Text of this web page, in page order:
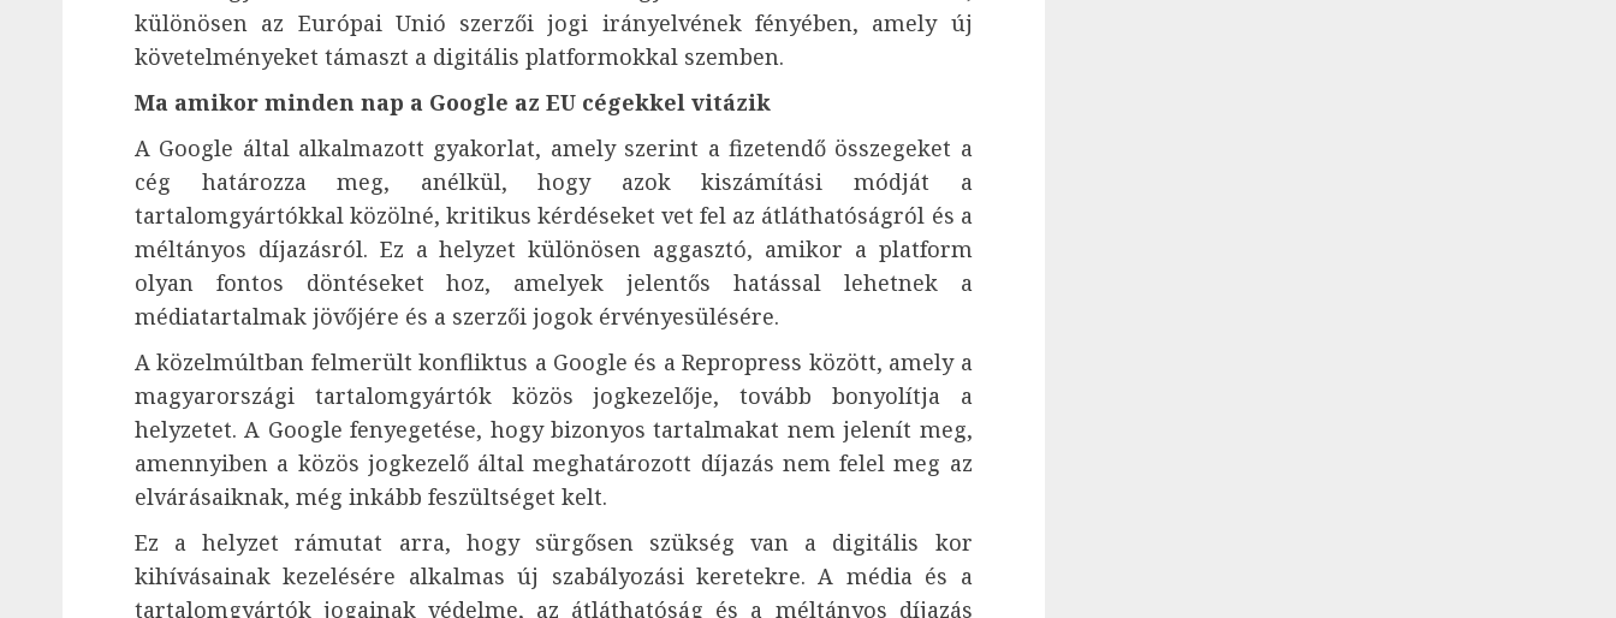
különösen az Európai Unió szerzői jogi irányelvének fényében, amely új
követelményeket támaszt a digitális platformokkal szemben.
Ma amikor minden nap a Google az EU cégekkel vitázik
A Google által alkalmazott gyakorlat, amely szerint a fizetendő összegeket a
cég határozza meg, anélkül, hogy azok kiszámítási módját a
tartalomgyártókkal közölné, kritikus kérdéseket vet fel az átláthatóságról és a
méltányos díjazásról. Ez a helyzet különösen aggasztó, amikor a platform
olyan fontos döntéseket hoz, amelyek jelentős hatással lehetnek a
médiatartalmak jövőjére és a szerzői jogok érvényesülésére.
A közelmúltban felmerült konfliktus a Google és a Repropress között, amely a
magyarországi tartalomgyártók közös jogkezelője, tovább bonyolítja a
helyzetet. A Google fenyegetése, hogy bizonyos tartalmakat nem jelenít meg,
amennyiben a közös jogkezelő által meghatározott díjazás nem felel meg az
elvárásaiknak, még inkább feszültséget kelt.
Ez a helyzet rámutat arra, hogy sürgősen szükség van a digitális kor
kihívásainak kezelésére alkalmas új szabályozási keretekre. A média és a
tartalomgyártók jogainak védelme, az átláthatóság és a méltányos díjazás